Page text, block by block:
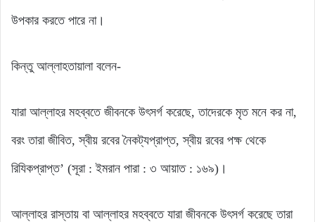
উপকার করতে পারে না।
কিন্তু আল্লাহতায়ালা বলেন-
যারা আল্লাহর মহব্বতে জীবনকে উৎসর্গ করেছে, তাদেরকে মৃত মনে কর না,
বরং তারা জীবিত, স্বীয় রবের নৈকট্যপ্রাপ্ত, স্বীয় রবের পক্ষ থেকে
রিযিকপ্রাপ্ত’ (সূরা : ইমরান পারা : ৩ আয়াত : ১৬৯)।
আল্লাহর রাস্তায় বা আল্লাহর মহব্বতে যারা জীবনকে উৎসর্গ করেছে তারা